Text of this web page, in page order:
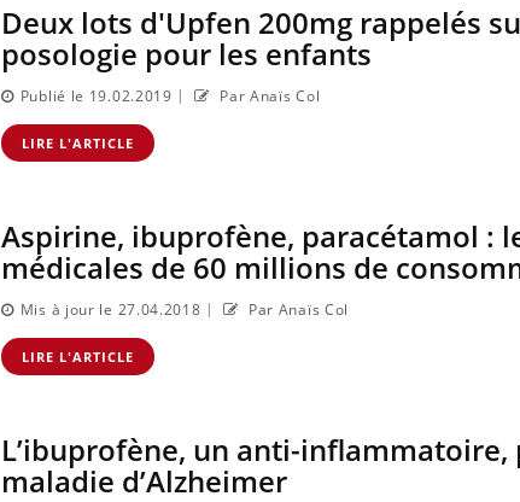
Deux lots d'Upfen 200mg rappelés
posologie pour les enfants
Publié le 19.02.2019 | Par Anaïs Col
LIRE L'ARTICLE
Aspirine, ibuprofène, paracétamol :
médicales de 60 millions de
Mis à jour le 27.04.2018 | Par Anaïs Col
LIRE L'ARTICLE
L’ibuprofène, un anti-
maladie d’Alzheimer